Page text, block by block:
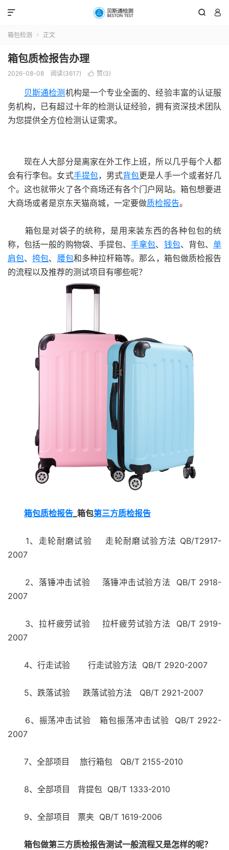
 

箱包检测  正文
箱包质检报告办理
2026-08-08 阅读(3617)  赞(3)
贝斯通检测 机构是一个专业全面的、经验丰富的认证服
务机构，已有超过十年的检测认证经验，拥有资深技术团队
为您提供全方位检测认证需求。
现在人大部分是离家在外工作上班，所以几乎每个人都
会有行李包。女式手提包，男式背包更是人手一个或者好几
个。这也就带火了各个商场还有各个门户网站。箱包想要进
大商场或者是京东天猫商城，一定要做质检报告。
箱包是对袋子的统称，是用来装东西的各种包包的统
称，包括一般的购物袋、手提包、手拿包、 钱包、背包、单
肩包、挎包、 腰包和多种拉杆箱等。那么，箱包做质检报告
的流程以及推荐的测试项目有哪些呢？
箱包质检报告 _箱包第三方质检报告
1、走轮耐磨试验 走轮耐磨试验方法 QB/T2917-
2007
2、落锤冲击试验 落锤冲击试验方法 QB/T 2918-
2007
3、拉杆疲劳试验 拉杆疲劳试验方法 QB/T 2919-
2007
4、行走试验 行走试验方法 QB/T 2920-2007
5、跌落试验 跌落试验方法 QB/T 2921-2007
6、振荡冲击试验 箱包振荡冲击试验 QB/T 2922-
2007
7、全部项目 旅行箱包 QB/T 2155-2010
8、全部项目 背提包 QB/T 1333-2010
9、全部项目 票夹 QB/T 1619-2006
箱包做第三方质检报告测试一般流程又是怎样的呢？